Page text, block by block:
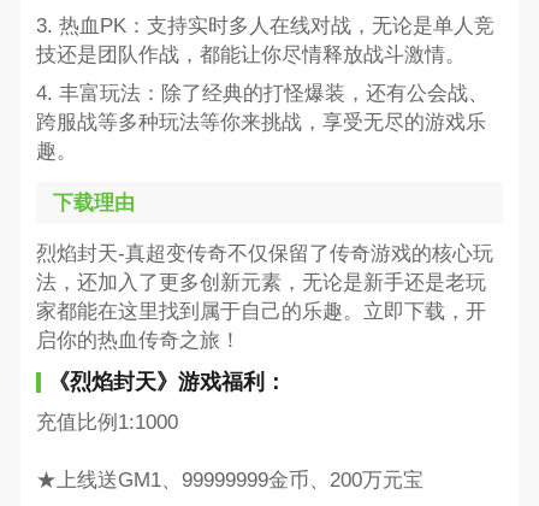
3. 热血PK：支持实时多人在线对战，无论是单人竞
技还是团队作战，都能让你尽情释放战斗激情。
4. 丰富玩法：除了经典的打怪爆装，还有公会战、
跨服战等多种玩法等你来挑战，享受无尽的游戏乐
趣。
下载理由
烈焰封天-真超变传奇不仅保留了传奇游戏的核心玩
法，还加入了更多创新元素，无论是新手还是老玩
家都能在这里找到属于自己的乐趣。立即下载，开
启你的热血传奇之旅！
《烈焰封天》游戏福利：
充值比例1:1000
★上线送GM1、99999999金币、200万元宝